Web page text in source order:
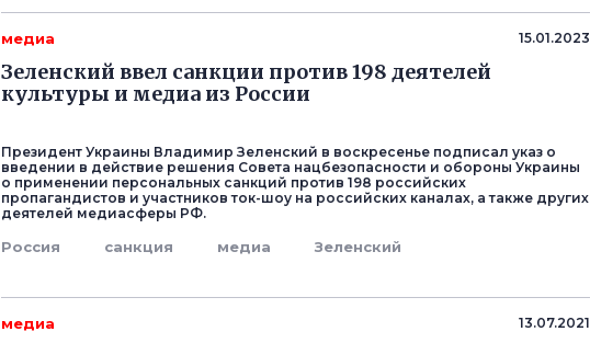
медиа 15.01.2023
Зеленский ввел санкции против 198 деятелей
культуры и медиа из России
Президент Украины Владимир Зеленский в воскресенье подписал указ о
введении в действие решения Совета нацбезопасности и обороны Украины
о применении персональных санкций против 198 российских
пропагандистов и участников ток-шоу на российских каналах, а также других
деятелей медиасферы РФ.
Россия санкция медиа Зеленский
медиа 13.07.2021